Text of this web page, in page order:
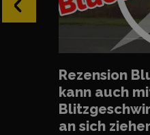
Rezension
kann auch
an sich